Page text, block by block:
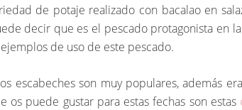
de potaje realizado con bacalao en
decir que es el pescado protagonista en la
de uso de este pescado.
escabeches son muy populares, además
os puede gustar para estas fechas son estas